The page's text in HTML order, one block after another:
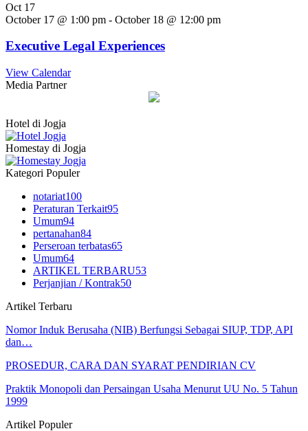
Oct 17
October 17 @ 1:00 pm - October 18 @ 12:00 pm
Executive Legal Experiences
View Calendar
Media Partner
Hotel di Jogja
Homestay di Jogja
Kategori Populer
notariat100
Peraturan Terkait95
Umum94
pertanahan84
Perseroan terbatas65
Umum64
ARTIKEL TERBARU53
Perjanjian / Kontrak50
Artikel Terbaru
Nomor Induk Berusaha (NIB) Berfungsi Sebagai SIUP, TDP, API
dan…
PROSEDUR, CARA DAN SYARAT PENDIRIAN CV
Praktik Monopoli dan Persaingan Usaha Menurut UU No. 5 Tahun
1999
Artikel Populer